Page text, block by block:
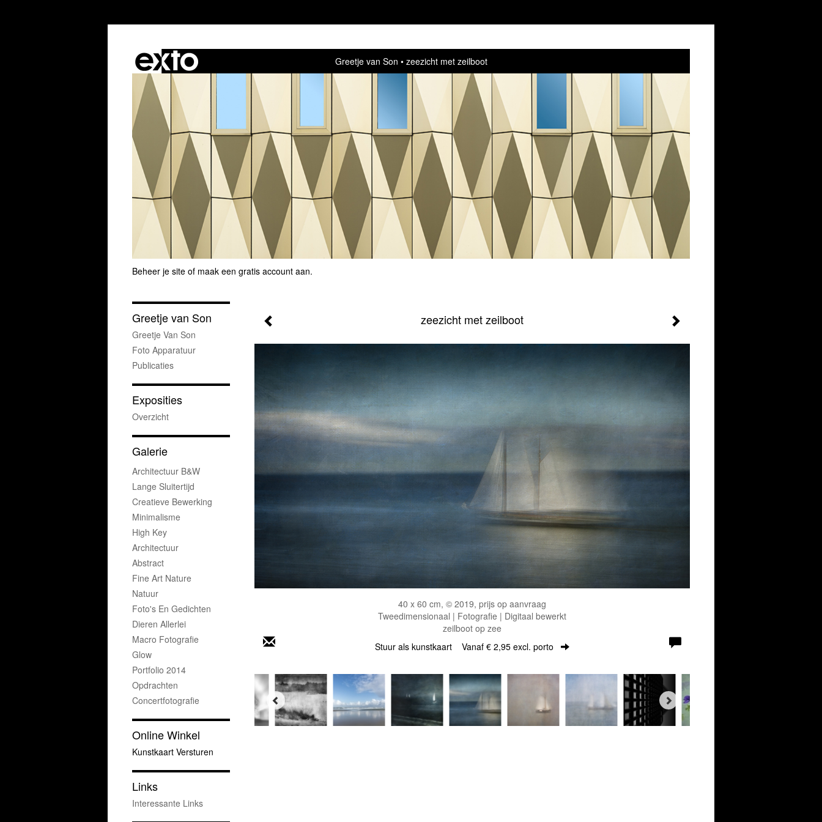
Greetje van Son zeezicht met zeilboot
Beheer je site of maak een gratis account aan.
zeezicht met zeilboot
40 x 60 cm, © 2019, prijs op aanvraag
Tweedimensionaal | Fotografie | Digitaal bewerkt
zeilboot op zee
Stuur als kunstkaart Vanaf € 2,95 excl. porto
Greetje van Son
Greetje Van Son
Foto Apparatuur
Publicaties
Exposities
Overzicht
Galerie
Architectuur B&w
Lange Sluitertijd
Creatieve Bewerking
Minimalisme
High Key
Architectuur
Abstract
Fine Art Nature
Natuur
Foto's En Gedichten
Dieren Allerlei
Macro Fotografie
Glow
Portfolio 2014
Opdrachten
Concertfotografie
Online Winkel
Kunstkaart Versturen
Links
Interessante Links